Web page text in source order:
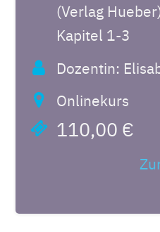
(Verlag
Kapitel 1-3
Dozentin:
Onlinekurs
110,00 €